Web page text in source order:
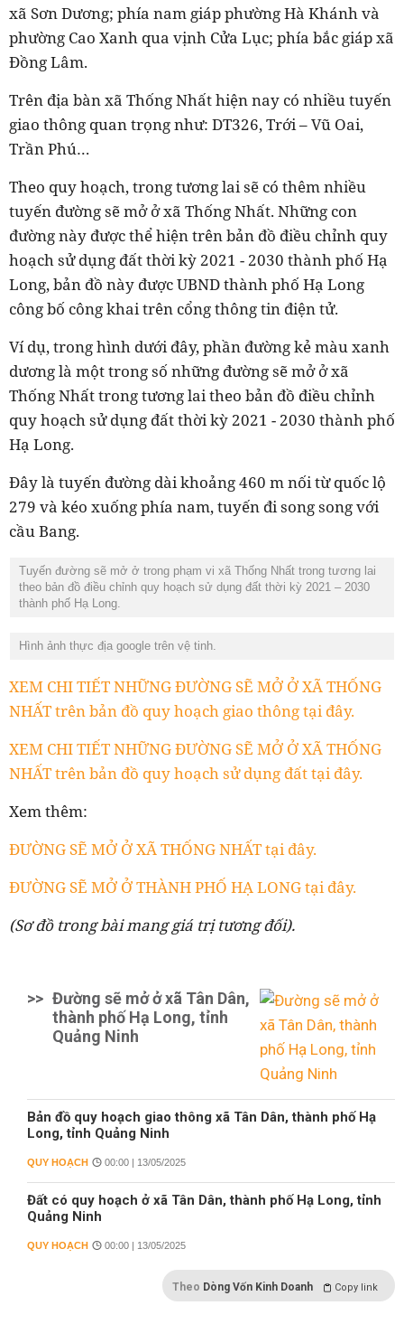
xã Sơn Dương; phía nam giáp phường Hà Khánh và
phường Cao Xanh qua vịnh Cửa Lục; phía bắc giáp xã
Đồng Lâm.
Trên địa bàn xã Thống Nhất hiện nay có nhiều tuyến
giao thông quan trọng như: DT326, Trới – Vũ Oai,
Trần Phú…
Theo quy hoạch, trong tương lai sẽ có thêm nhiều
tuyến đường sẽ mở ở xã Thống Nhất. Những con
đường này được thể hiện trên bản đồ điều chỉnh quy
hoạch sử dụng đất thời kỳ 2021 - 2030 thành phố Hạ
Long, bản đồ này được UBND thành phố Hạ Long
công bố công khai trên cổng thông tin điện tử.
Ví dụ, trong hình dưới đây, phần đường kẻ màu xanh
dương là một trong số những đường sẽ mở ở xã
Thống Nhất trong tương lai theo bản đồ điều chỉnh
quy hoạch sử dụng đất thời kỳ 2021 - 2030 thành phố
Hạ Long.
Đây là tuyến đường dài khoảng 460 m nối từ quốc lộ
279 và kéo xuống phía nam, tuyến đi song song với
cầu Bang.
Tuyến đường sẽ mở ở trong phạm vi xã Thống Nhất trong tương lai
theo bản đồ điều chỉnh quy hoạch sử dụng đất thời kỳ 2021 – 2030
thành phố Hạ Long.
Hình ảnh thực địa google trên vệ tinh.
XEM CHI TIẾT NHỮNG ĐƯỜNG SẼ MỞ Ở XÃ THỐNG
NHẤT trên bản đồ quy hoạch giao thông tại đây.
XEM CHI TIẾT NHỮNG ĐƯỜNG SẼ MỞ Ở XÃ THỐNG
NHẤT trên bản đồ quy hoạch sử dụng đất tại đây.
Xem thêm:
ĐƯỜNG SẼ MỞ Ở XÃ THỐNG NHẤT tại đây.
ĐƯỜNG SẼ MỞ Ở THÀNH PHỐ HẠ LONG tại đây.
(Sơ đồ trong bài mang giá trị tương đối).
>> Đường sẽ mở ở xã Tân Dân,
thành phố Hạ Long, tỉnh
Quảng Ninh
Bản đồ quy hoạch giao thông xã Tân Dân, thành phố Hạ
Long, tỉnh Quảng Ninh
QUY HOẠCH 00:00 | 13/05/2025
Đất có quy hoạch ở xã Tân Dân, thành phố Hạ Long, tỉnh
Quảng Ninh
QUY HOẠCH 00:00 | 13/05/2025
Theo Dòng Vốn Kinh Doanh Copy link